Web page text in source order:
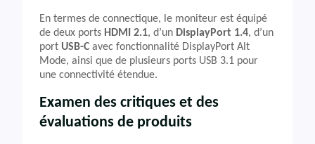
En termes de connectique, le moniteur est équipé
de deux ports HDMI 2.1, d’un DisplayPort 1.4, d’un
port USB-C avec fonctionnalité DisplayPort Alt
Mode, ainsi que de plusieurs ports USB 3.1 pour
une connectivité étendue.
Examen des critiques et des
évaluations de produits